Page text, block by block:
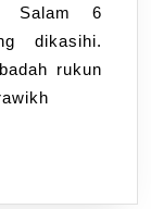
Salam 6
dikasihi.
rukun